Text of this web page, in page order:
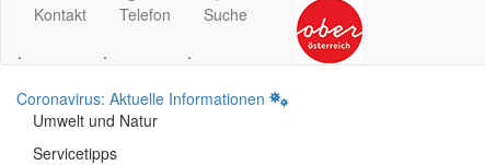
Kontakt
.
Telefon
.
Suche
.
Coronavirus: Aktuelle Informationen
Umwelt und Natur
Servicetipps